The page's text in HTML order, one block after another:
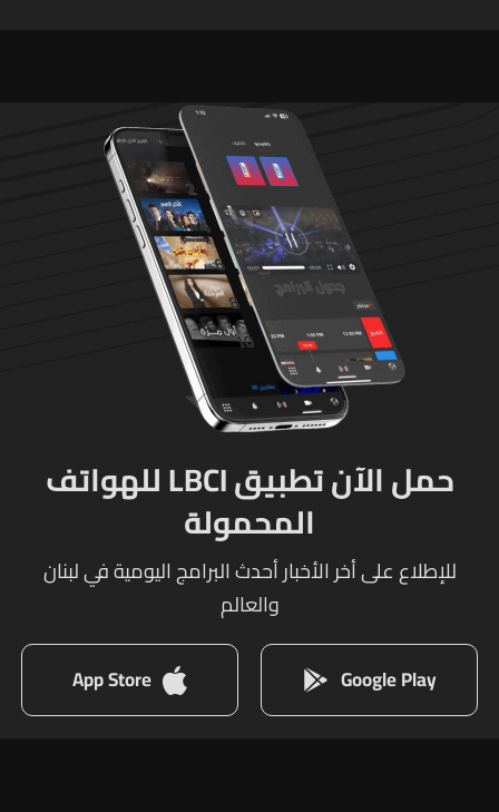
حمل الآن تطبيق LBCI للهواتف
المحمولة
للإطلاع على أخر الأخبار أحدث البرامج اليومية في لبنان
والعالم
Google Play
App Store